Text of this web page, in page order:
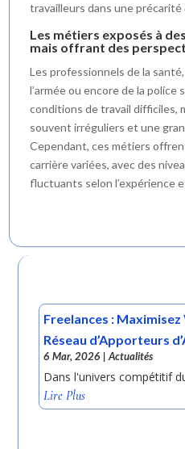
travailleurs dans une
Les métiers exposés à
mais offrant des
Les professionnels de la
l’armée ou encore de la
conditions de travail difficiles,
souvent irréguliers et une
Cependant, ces métiers
carrière variées, avec des
fluctuants selon l’expérience
Freelances : Maximisez
Réseau d’Apporteurs
6 Mar, 2026 |Actualités
Dans l'univers compétitif
Lire Plus